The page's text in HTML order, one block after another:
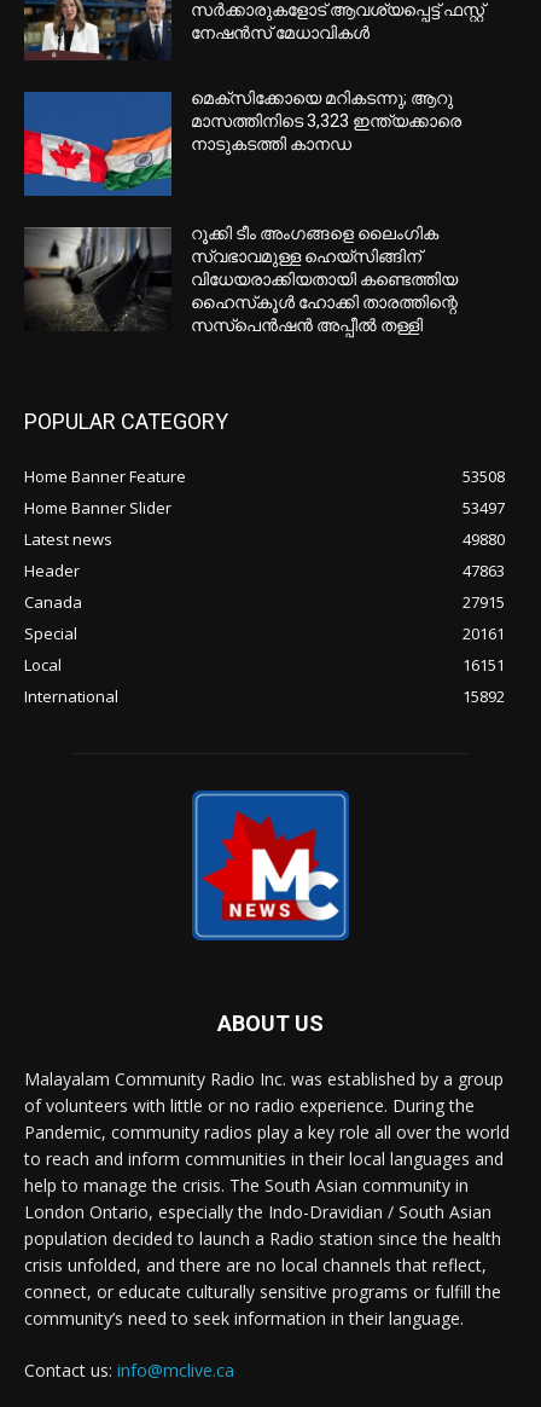
സര്‍ക്കാരുകളോട് ആവശ്യപ്പെട്ട് ഫസ്റ്റ്
നേഷന്‍സ് മേധാവികള്‍
മെക്‌സിക്കോയെ മറികടന്നു; ആറു
മാസത്തിനിടെ 3,323 ഇന്ത്യക്കാരെ
നാടുകടത്തി കാനഡ
റൂക്കി ടീം അംഗങ്ങളെ ലൈംഗിക
സ്വഭാവമുള്ള ഹെയ്‌സിങ്ങിന്
വിധേയരാക്കിയതായി കണ്ടെത്തിയ
ഹൈസ്‌കൂൾ ഹോക്കി താരത്തിന്റെ
സസ്പെൻഷൻ അപ്പീൽ തള്ളി
POPULAR CATEGORY
Home Banner Feature
53508
Home Banner Slider
53497
Latest news
49880
Header
47863
Canada
27915
Special
20161
Local
16151
International
15892
ABOUT US
Malayalam Community Radio Inc. was established by a group
of volunteers with little or no radio experience. During the
Pandemic, community radios play a key role all over the world
to reach and inform communities in their local languages and
help to manage the crisis. The South Asian community in
London Ontario, especially the Indo-Dravidian / South Asian
population decided to launch a Radio station since the health
crisis unfolded, and there are no local channels that reflect,
connect, or educate culturally sensitive programs or fulfill the
community’s need to seek information in their language.
Contact us: info@mclive.ca